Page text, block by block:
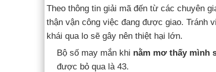
Theo thông tin giải mã đến từ các chuyên
thận vận công việc đang được giao. Tránh
khái qua lo sẽ gây nên thiệt hại lớn.
Bộ số may mắn khi nằm mơ thấy mình
được bỏ qua là 43.